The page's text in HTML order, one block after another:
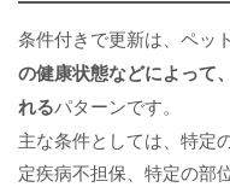
条件付きで更新は、ペッ
の健康状態などによって
れるパターンです。
主な条件としては、特定
定疾病不担保、特定の部